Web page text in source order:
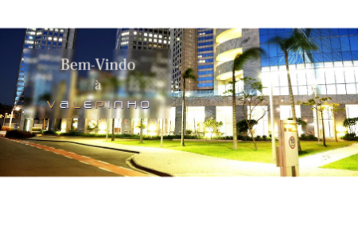
INTERRUPTOR E TOMADA
HIDRÁULICA
MATERIAL ELÉTRICO
MATERIAIS DE CONSTRUÇÃO